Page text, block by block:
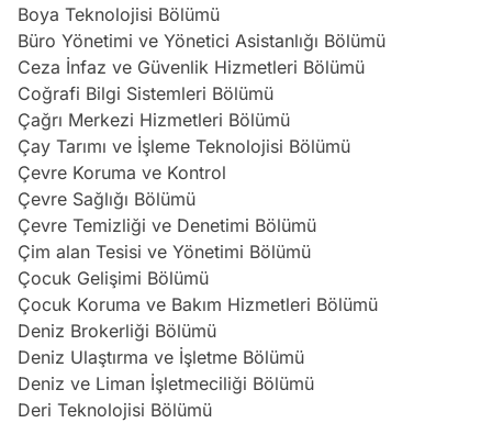
Boya Teknolojisi Bölümü
Büro Yönetimi ve Yönetici Asistanlığı Bölümü
Ceza İnfaz ve Güvenlik Hizmetleri Bölümü
Coğrafi Bilgi Sistemleri Bölümü
Çağrı Merkezi Hizmetleri Bölümü
Çay Tarımı ve İşleme Teknolojisi Bölümü
Çevre Koruma ve Kontrol
Çevre Sağlığı Bölümü
Çevre Temizliği ve Denetimi Bölümü
Çim alan Tesisi ve Yönetimi Bölümü
Çocuk Gelişimi Bölümü
Çocuk Koruma ve Bakım Hizmetleri Bölümü
Deniz Brokerliği Bölümü
Deniz Ulaştırma ve İşletme Bölümü
Deniz ve Liman İşletmeciliği Bölümü
Deri Teknolojisi Bölümü